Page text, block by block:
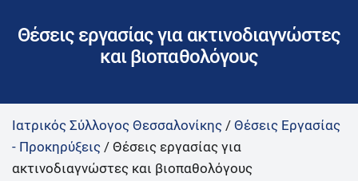
m
Θέσεις εργασίας για ακτινοδιαγνώστες
και βιοπαθολόγους
Ιατρικός Σύλλογος Θεσσαλονίκης / Θέσεις Εργασίας
- Προκηρύξεις / Θέσεις εργασίας για
ακτινοδιαγνώστες και βιοπαθολόγους